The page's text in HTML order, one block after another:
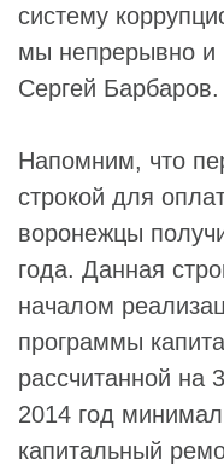
систему
мы непрерывно и
Сергей Барбаров.
Напомним, что
строкой для
воронежцы
года. Данная
началом
программы
рассчитанной на
2014 год
капитальный